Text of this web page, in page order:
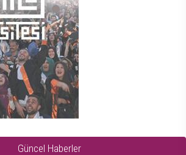
Güncel Haberler